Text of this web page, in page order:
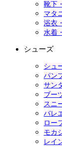
靴下
マタ
浴衣
水着
シューズ
シュ
パン
サン
ブー
スニ
バレ
ロー
モカ
レイ